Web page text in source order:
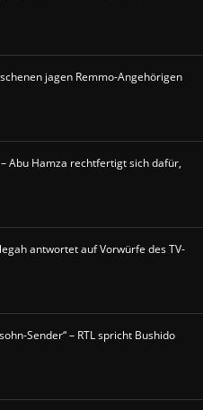
jagen Remmo-Angehörigen
Abu Hamza rechtfertigt sich dafür,
antwortet auf Vorwürfe des TV-
Sender“ – RTL spricht Bushido